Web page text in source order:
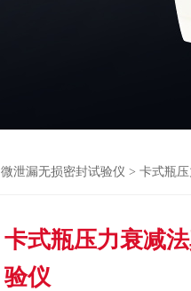
微泄漏无损密封试验仪 > 卡式瓶
卡式瓶压力衰减
验仪